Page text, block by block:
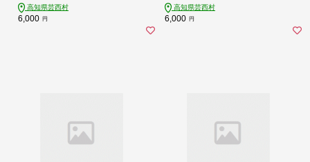
飼育】【生体】【アクアリウム/あく
ありうむ】
高知県芸西村
6,000 円
ウム/あくありうむ】
高知県芸西村
6,000 円